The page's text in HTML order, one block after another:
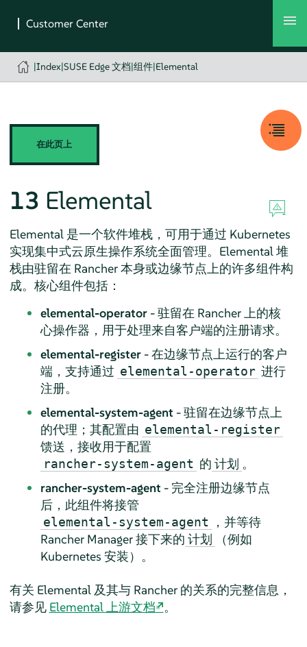
|Index|SUSE Edge 文档|组件|Elemental
在此页上
13 Elemental
Elemental 是一个软件堆栈，可用于通过 Kubernetes
实现集中式云原生操作系统全面管理。Elemental 堆
栈由驻留在 Rancher 本身或边缘节点上的许多组件构
成。核心组件包括：
elemental-operator- 驻留在 Rancher 上的核
心操作器，用于处理来自客户端的注册请求。
elemental-register- 在边缘节点上运行的客户
端，支持通过 elemental-operator 进行
注册。
elemental-system-agent - 驻留在边缘节点上
的代理；其配置由 elemental-register
馈送，接收用于配置
rancher-system-agent 的 计划 。
rancher-system-agent - 完全注册边缘节点
后，此组件将接管
elemental-system-agent
，并等待
Rancher Manager 接下来的 计划
（例如
Kubernetes 安装）。
有关 Elemental 及其与 Rancher 的关系的完整信息，
请参见 Elemental 上游文档 。